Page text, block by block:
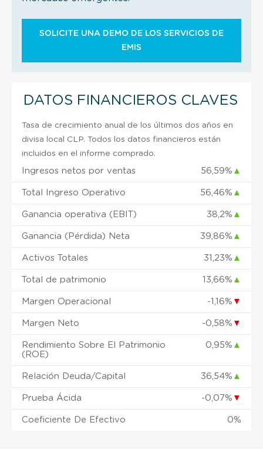
SOLICITE UNA DEMO DE LOS SERVICIOS DE
EMIS
DATOS FINANCIEROS CLAVES
Tasa de crecimiento anual de los últimos dos años en
divisa local CLP. Todos los datos financieros están
incluidos en el informe comprado.
Ingresos netos por ventas 56,59% ▲
Total Ingreso Operativo 56,46% ▲
Ganancia operativa (EBIT) 38,2% ▲
Ganancia (Pérdida) Neta 39,86% ▲
Activos Totales 31,23% ▲
Total de patrimonio 13,66% ▲
Margen Operacional -1,16% ▼
Margen Neto -0,58% ▼
Rendimiento Sobre El Patrimonio
(ROE)
0,95% ▲
Relación Deuda/Capital 36,54% ▲
Prueba Ácida -0,07% ▼
Coeficiente De Efectivo 0%